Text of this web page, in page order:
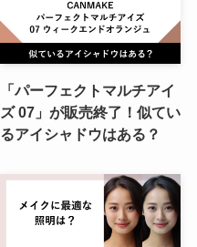
「パーフェクトマルチアイ
ズ 07」が販売終了！似てい
るアイシャドウはある？